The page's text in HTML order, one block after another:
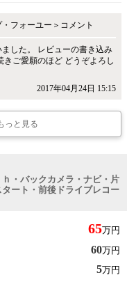
フォーユー＞コメント
した。 レビューの書き込み
ご愛願のほど どうぞよろし
2017年04月24日 15:15
っと見る
・バックカメラ・ナビ・片
ート・前後ドライブレコー
65万円
60万円
5万円